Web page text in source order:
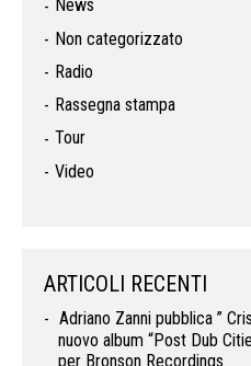
News
Non categorizzato
Radio
Rassegna stampa
Tour
Video
ARTICOLI RECENTI
Adriano Zanni pubblica ”
nuovo album “Post Dub
per Bronson Recordings